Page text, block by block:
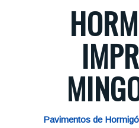
Pavimentos de